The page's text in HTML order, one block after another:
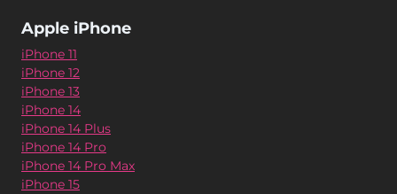
Apple iPhone
iPhone 11
iPhone 12
iPhone 13
iPhone 14
iPhone 14 Plus
iPhone 14 Pro
iPhone 14 Pro Max
iPhone 15